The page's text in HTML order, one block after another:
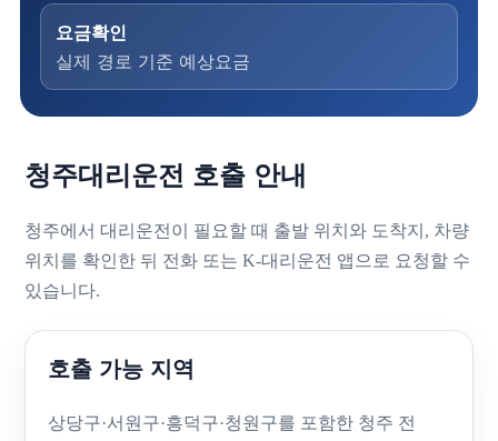
요금확인
실제 경로 기준 예상요금
청주대리운전 호출 안내
청주에서 대리운전이 필요할 때 출발 위치와 도착지, 차량
위치를 확인한 뒤 전화 또는 K-대리운전 앱으로 요청할 수
있습니다.
호출 가능 지역
상당구·서원구·흥덕구·청원구를 포함한 청주 전